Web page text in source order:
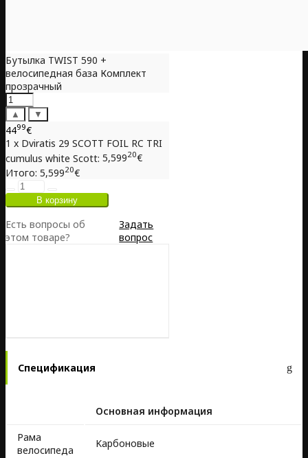
Бутылка TWIST 590 +
велосипедная база Комплект
прозрачный
▲ ▼
4499€
1 x Dviratis 29 SCOTT FOIL RC TRI
cumulus white Scott: 5,59920€
Итого: 5,59920€
Есть вопросы об
этом товаре?
Задать
вопрос
Спецификация
Основная информация
Рама
велосипеда
Kарбоновые